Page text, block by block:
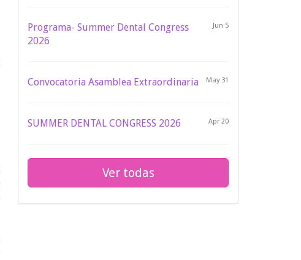
Jun 5
Programa- Summer Dental Congress
2026
May 31
Convocatoria Asamblea Extraordinaria
Apr 20
SUMMER DENTAL CONGRESS 2026
Ver todas